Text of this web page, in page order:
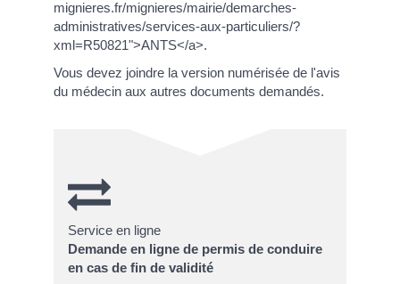
mignieres.fr/mignieres/mairie/demarches-
administratives/services-aux-particuliers/?
xml=R50821">ANTS</a>.
Vous devez joindre la version numérisée de l'avis
du médecin aux autres documents demandés.
Service en ligne
Demande en ligne de permis de conduire
en cas de fin de validité